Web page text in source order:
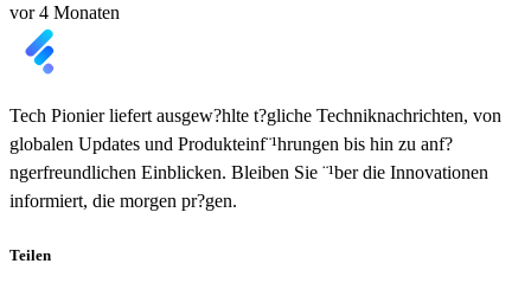
vor 4 Monaten
Tech Pionier liefert ausgew?hlte t?gliche Techniknachrichten, von
globalen Updates und Produkteinf¨¹hrungen bis hin zu anf?
ngerfreundlichen Einblicken. Bleiben Sie ¨¹ber die Innovationen
informiert, die morgen pr?gen.
Teilen